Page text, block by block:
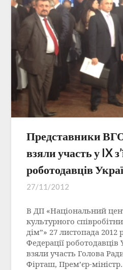
Представники
взяли участь у IX
роботодавців
27/11/2012
В ДП «Національний
культурного
дім”» 27 листопада 2012
Федерації
взяли участь Голова
Фірташ, Прем’єр-